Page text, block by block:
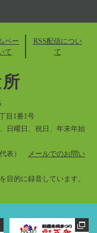
ペー
て
RSS配信につい
て
目1番1号
日曜日、祝日、年末年始
代表）
メールでのお問い
目的に録音しています。